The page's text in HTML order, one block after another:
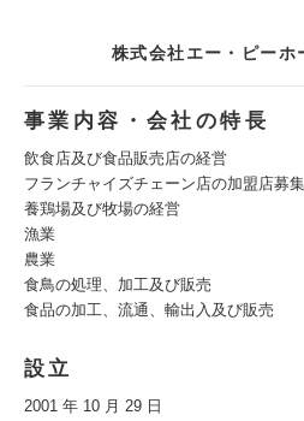
株式会社エー・ピーホ
事業内容・会社の特長
飲食店及び食品販売店の経営
フランチャイズチェーン店の加盟店募
養鶏場及び牧場の経営
漁業
農業
食鳥の処理、加工及び販売
食品の加工、流通、輸出入及び販売
設立
2001 年 10 月 29 日